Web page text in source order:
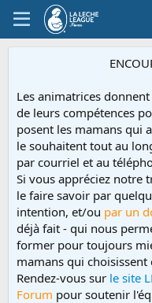
Les animatrices
de leurs compétences
posent les mamans qui
le souhaitent tout au
par courriel et au
Si vous appréciez notre
le faire savoir par
intention, et/ou par un
déjà fait - qui nous
former pour toujours
mamans qui choisissent
Rendez-vous sur le site
Forum pour soutenir